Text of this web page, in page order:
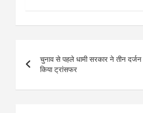
navigation
चुनाव से पहले धामी सरकार ने तीन
किया ट्रांसफर